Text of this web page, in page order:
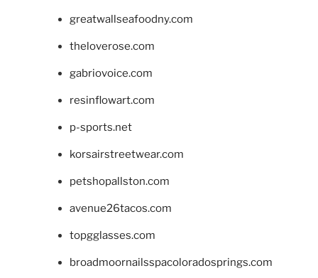
greatwallseafoodny.com
theloverose.com
gabriovoice.com
resinflowart.com
p-sports.net
korsairstreetwear.com
petshopallston.com
avenue26tacos.com
topgglasses.com
broadmoornailsspacoloradosprings.com